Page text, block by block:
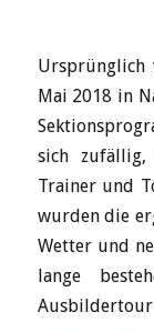
Ursprünglich
Mai 2018 in
sich zufällig,
Trainer und
wurden die
Wetter und
lange
Ausbildertour